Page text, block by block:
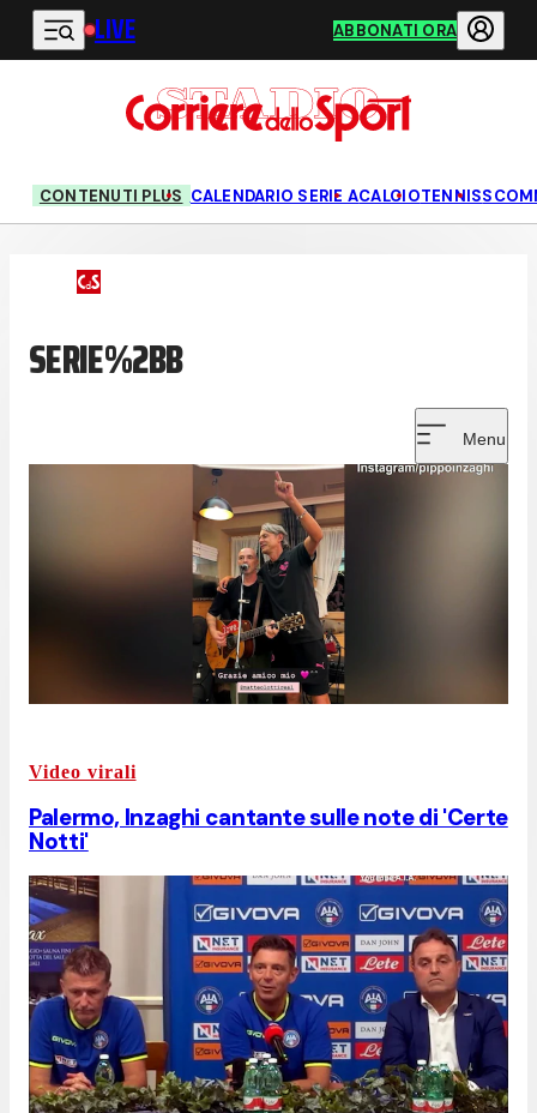
Vai al contenuto principale
LIVE ABBONATI ORA
CONTENUTI PLUS CALENDARIO SERIE ACALCIOTENNIS
SERIE%2BB
Menu
Video virali
Palermo, Inzaghi cantante sulle note di 'Certe
Notti'